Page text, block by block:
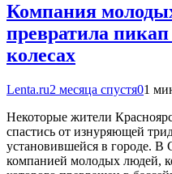
Компания
превратила
колесах
Lenta.ru2 месяца спустя01
Некоторые жители
спастись от изнуряющей
установившейся в городе. В
компанией молодых людей,